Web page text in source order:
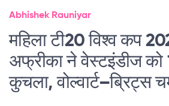
Abhishek Rauniyar
महिला टी20 विश्व कप
अफ्रीका ने वेस्टइंडीज
कुचला, वोल्वार्ट–ब्रिट्स